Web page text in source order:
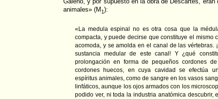
animales» (M1):
«La medula espinal no es otra cosa que la
compacta, y puede decirse que constituye el mismo
acomoda, y se amolda en el canal de las vértebras.
sustancia medular de este canal! Y ¿qué
prolongación en forma de pequeños cordones
cordones huecos, en cuya cavidad se efectúa
espíritus animales, como de sangre en los vasos
linfáticos, aunque los ojos armados con los
podido ver, ni toda la industria anatómica descubrir,